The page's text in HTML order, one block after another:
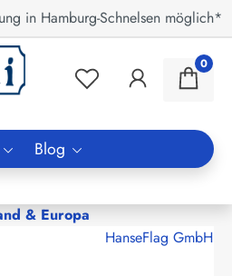
in Hamburg-Schnelsen möglich*
0
Blog
& Europa
HanseFlag GmbH